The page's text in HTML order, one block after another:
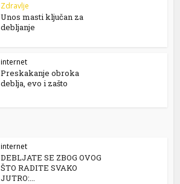
Zdravlje
Unos masti ključan za
debljanje
internet
Preskakanje obroka
deblja, evo i zašto
internet
DEBLJATE SE ZBOG OVOG
ŠTO RADITE SVAKO
JUTRO:...